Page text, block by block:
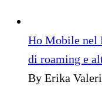
Ho Mobile nel
di roaming e
By Erika